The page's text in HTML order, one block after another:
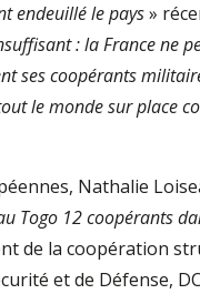
endeuillé le pays»
: la France ne
ses coopérants
le monde sur place
Nathalie
Togo 12 coopérants
de la coopération
et de Défense,